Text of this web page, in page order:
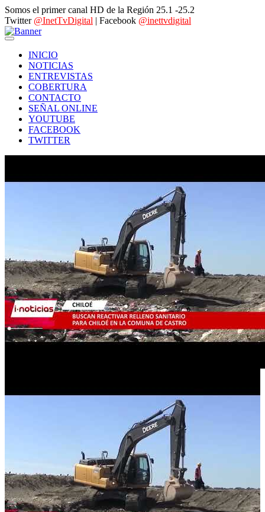
Somos el primer canal HD de la Región 25.1 -25.2
Twitter @InetTvDigital | Facebook @inettvdigital
INICIO
NOTICIAS
ENTREVISTAS
COBERTURA
CONTACTO
SEÑAL ONLINE
YOUTUBE
FACEBOOK
TWITTER